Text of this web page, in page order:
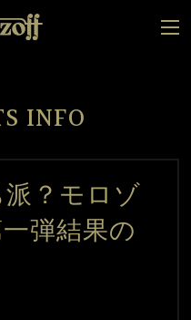
INFO
？モロゾ
弾結果の